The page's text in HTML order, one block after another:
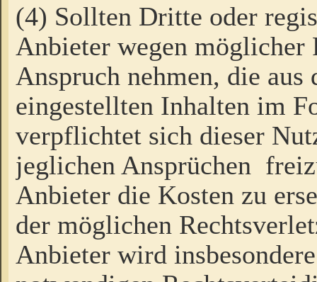
(4) Sollten Dritte oder
Anbieter wegen möglicher
Anspruch nehmen, die
eingestellten Inhalten im
verpflichtet sich dieser
jeglichen Ansprüchen
Anbieter die Kosten zu
der möglichen
Anbieter wird